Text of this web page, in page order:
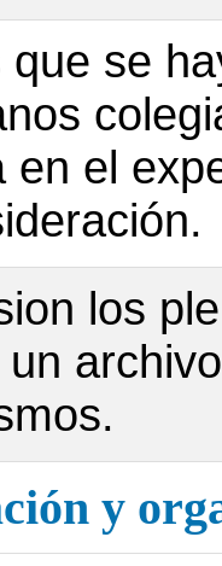
que se
en el
los
y